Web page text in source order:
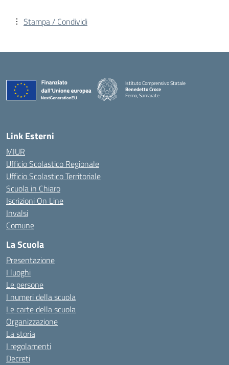
Stampa / Condividi
Istituto Comprensivo Statale
Benedetto Croce
Ferno, Samarate
Link Esterni
MIUR
Ufficio Scolastico Regionale
Ufficio Scolastico Territoriale
Scuola in Chiaro
Iscrizioni On Line
Invalsi
Comune
La Scuola
Presentazione
I luoghi
Le persone
I numeri della scuola
Le carte della scuola
Organizzazione
La storia
I regolamenti
Decreti